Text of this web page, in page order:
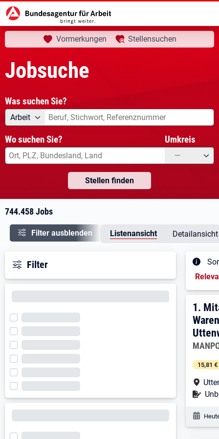
Startseite Jobsuche aktuelle Seite:
Ihre Suche
Vormerkungen Stellensuchen
Jobsuche
Was suchen Sie?
Angebotsart
Arbeit Was suchen Sie?
Wo suchen Sie? Umkreis
—
Stellen finden
744.458 Jobs
Filter ausblenden Listenansicht Detailansicht
Filter
1.
1.
15,81